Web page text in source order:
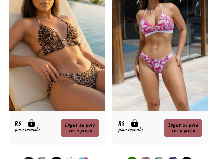
R$
para revenda
Logue-se para
ver o preço
R$
para revenda
Logue-se para
ver o preço